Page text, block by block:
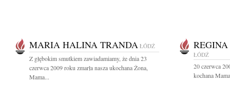
MARIA HALINA TRANDA ŁÓDŹ
Z głębokim smutkiem zawiadamiamy, że dnia 23
czerwca 2009 roku zmarła nasza ukochana Żona,
Mama...
ŁÓDŹ
20 czerwca
kochana